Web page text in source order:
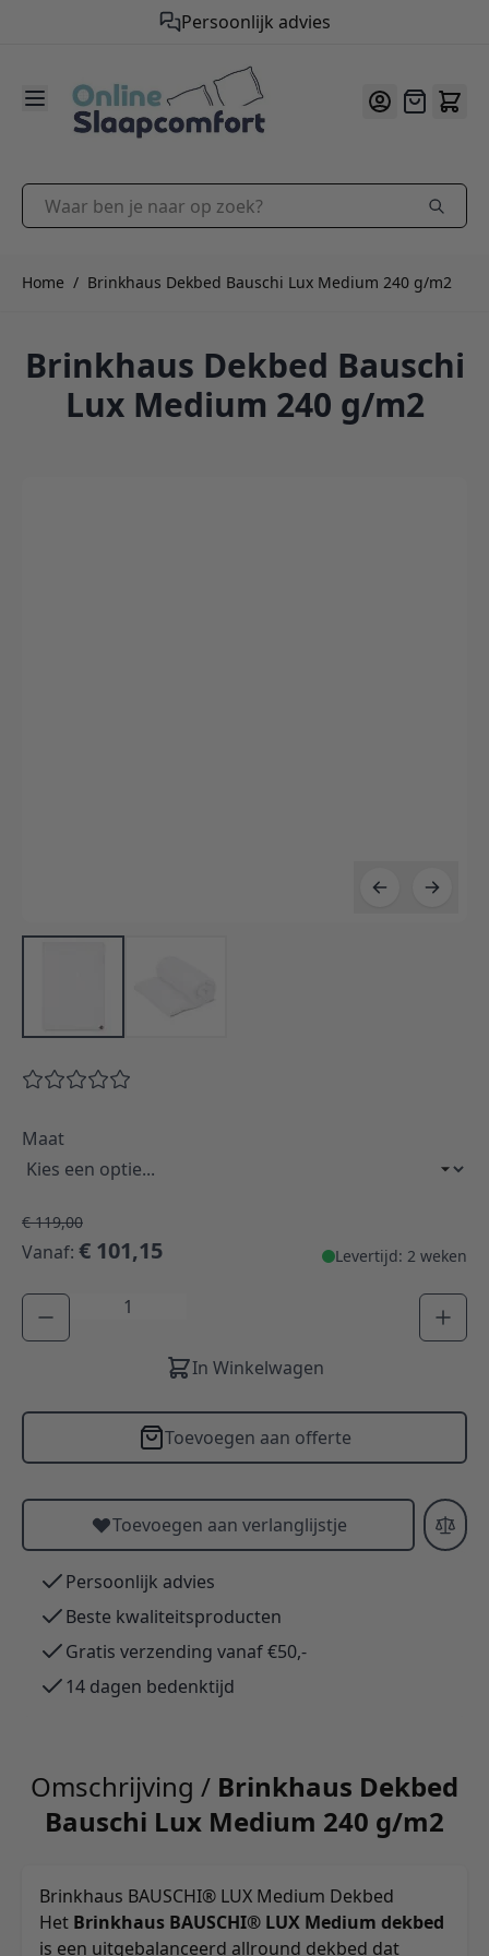
Gratis verzending vanaf €50,-
9.2/10
Offerte
Waar ben je naar op zoek?
Home / Brinkhaus Dekbed Bauschi Lux Medium 240 g/m2
Brinkhaus Dekbed Bauschi
Lux Medium 240 g/m2
Maat
€ 119,00
Vanaf: € 101,15 Levertijd: 2 weken
Aantal
In Winkelwagen
Toevoegen aan offerte
Toevoegen aan verlanglijstje
Persoonlijk advies
Beste kwaliteitsproducten
Gratis verzending vanaf €50,-
14 dagen bedenktijd
Omschrijving / Brinkhaus Dekbed
Bauschi Lux Medium 240 g/m2
Brinkhaus BAUSCHI® LUX Medium Dekbed
Het Brinkhaus BAUSCHI® LUX Medium dekbed
is een uitgebalanceerd allround dekbed dat